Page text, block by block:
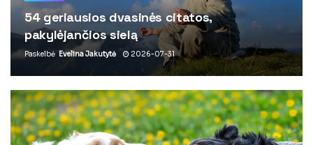
54 geriausios dvasinės citatos,
pakylėjančios sielą
Paskelbė Evelina Jakutytė 2026-07-31